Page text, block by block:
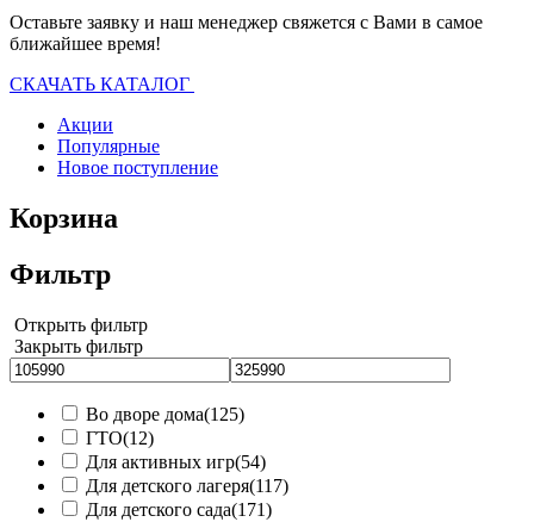
Оставьте заявку и наш менеджер свяжется с Вами в самое
ближайшее время!
СКАЧАТЬ КАТАЛОГ
Акции
Популярные
Новое поступление
Корзина
Фильтр
Открыть фильтр
Закрыть фильтр
Во дворе дома(125)
ГТО(12)
Для активных игр(54)
Для детского лагеря(117)
Для детского сада(171)